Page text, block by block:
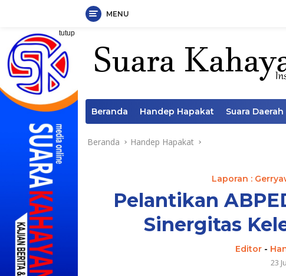
Langsung
konten
MENU
tutup
Beranda Handep Hapakat Suara Daerah
Beranda Handep Hapakat
Laporan :
Pelantikan
Sinergitas
Editor-
23